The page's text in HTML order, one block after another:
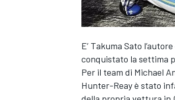
E’ Takuma Sato
conquistato la settima
Per il team di Michael
Hunter-Reay è stato